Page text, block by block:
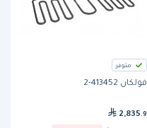
متوفر
فولكان 413452-2
2,835 .9